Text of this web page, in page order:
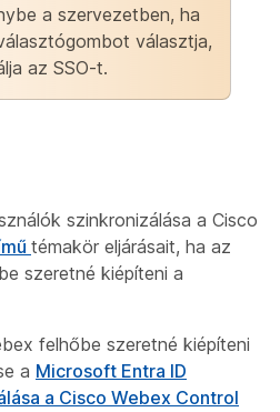
a szervezetben, ha
választja,
az SSO-t.
szinkronizálása a Cisco
témakör eljárásait, ha az
szeretné kiépíteni a
felhőbe szeretné kiépíteni
a Microsoft Entra ID
a Cisco Webex Control